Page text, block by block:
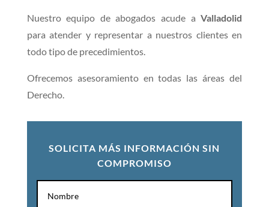
Nuestro equipo de abogados acude aValladolid
para atender y representar a nuestros clientes en
todo tipo de precedimientos.
Ofrecemos asesoramiento en todas las áreas del
Derecho.
SOLICITA MÁS INFORMACIÓN SIN
COMPROMISO